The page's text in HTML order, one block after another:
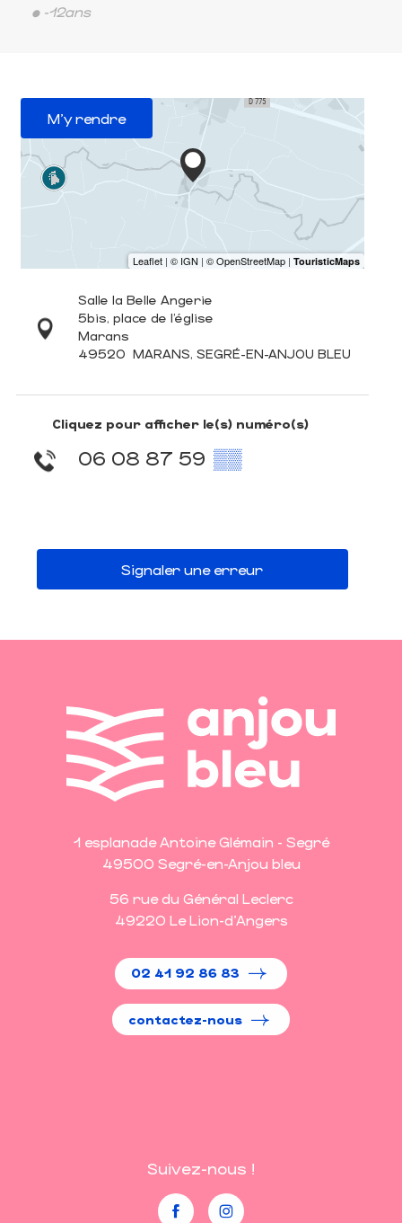
• -12ans
M'y rendre
Salle la Belle Angerie
5bis, place de l’église
Marans
49520 MARANS, SEGRÉ-EN-ANJOU BLEU
Cliquez pour afficher le(s) numéro(s)
06 08 87 59 ▒▒
Signaler une erreur
1 esplanade Antoine Glémain - Segré
49500 Segré-en-Anjou bleu
56 rue du Général Leclerc
49220 Le Lion-d'Angers
02 41 92 86 83
contactez-nous
Suivez-nous !